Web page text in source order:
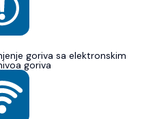
goriva sa elektronskim
goriva